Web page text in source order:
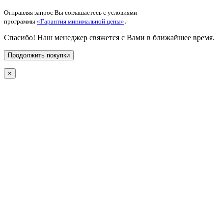
Отправляя запрос Вы соглашаетесь с условиями
программы «Гарантия минимальной цены».
Спасибо! Наш менеджер свяжется с Вами в ближайшее время.
Продолжить покупки
×